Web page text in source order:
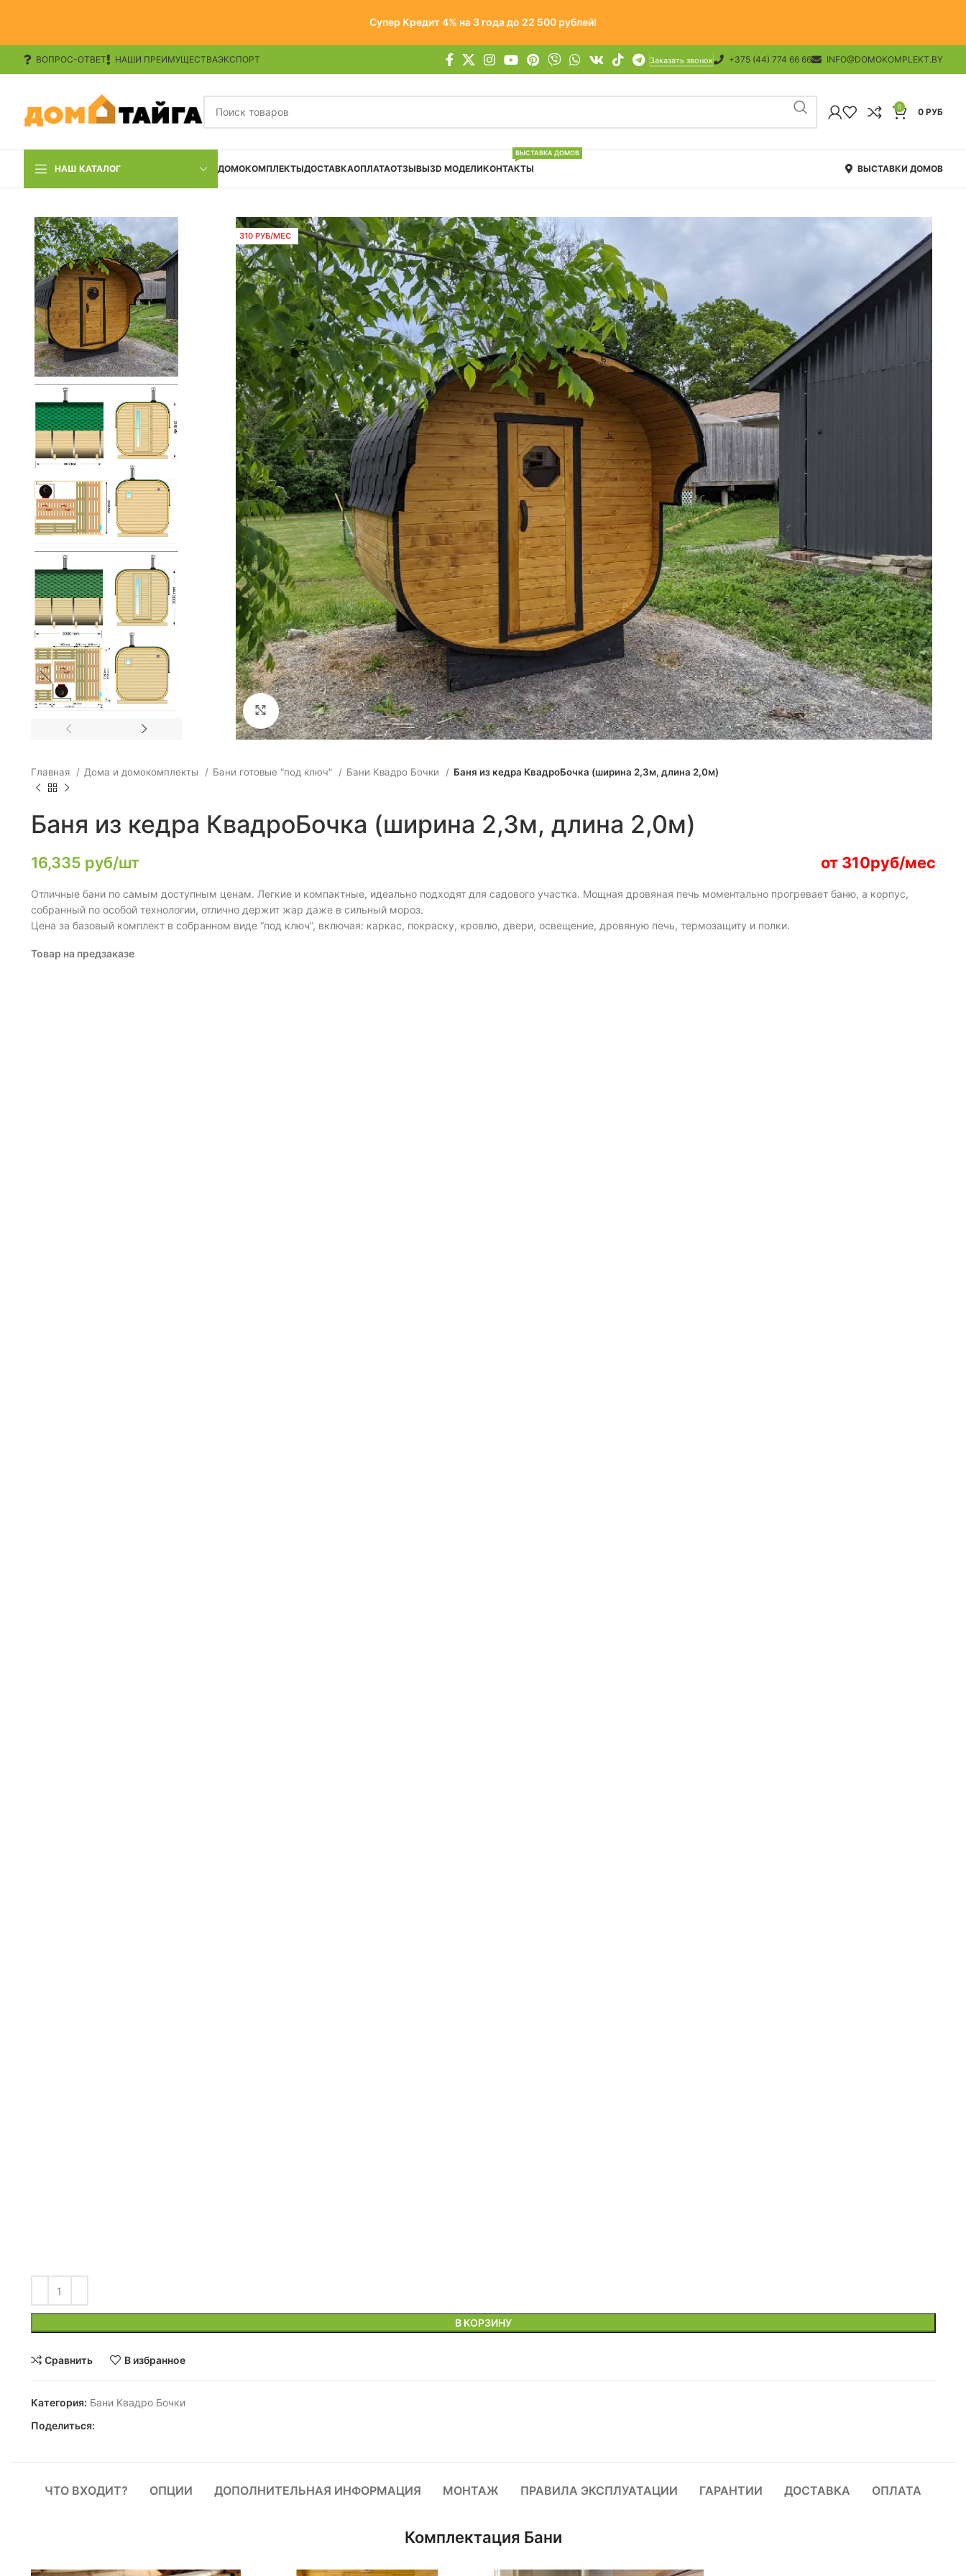
Супер Кредит 4% на 3 года до 22 500 рублей!
ВОПРОС-ОТВЕТ НАШИ ПРЕИМУЩЕСТВАЭКСПОРТ Заказать звонок +375 (44) 774 66 66 INFO@DOMOKOMPLEKT.BY
0 0 РУБ
НАШ КАТАЛОГ ДОМОКОМПЛЕКТЫДОСТАВКАОПЛАТАОТЗЫВЫ3D МОДЕЛИКОНТАКТЫ
ВЫСТАВКА ДОМОВ
ВЫСТАВКИ ДОМОВ
310 РУБ/МЕС
Click to enlarge
Главная Дома и домокомплекты Бани готовые "под ключ" Бани Квадро Бочки Баня из кедра КвадроБочка (ширина 2,3м, длина 2,0м)
Баня из кедра КвадроБочка (ширина 2,3м, длина 2,0м)
16,335 руб/шт от 310руб/мес
Отличные бани по самым доступным ценам. Легкие и компактные, идеально подходят для садового участка. Мощная дровяная печь моментально прогревает баню, а корпус,
собранный по особой технологии, отлично держит жар даже в сильный мороз.
Цена за базовый комплект в собранном виде “под ключ”, включая: каркас, покраску, кровлю, двери, освещение, дровяную печь, термозащиту и полки.
Товар на предзаказе
В КОРЗИНУ
Сравнить В избранное
Категория: Бани Квадро Бочки
Поделиться:
ЧТО ВХОДИТ? ОПЦИИ ДОПОЛНИТЕЛЬНАЯ ИНФОРМАЦИЯ МОНТАЖ ПРАВИЛА ЭКСПЛУАТАЦИИ ГАРАНТИИ ДОСТАВКА ОПЛАТА
Комплектация Бани